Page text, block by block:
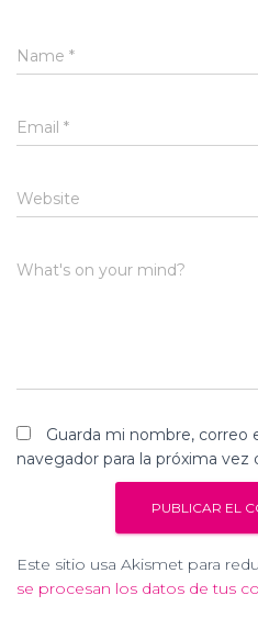
Name *
Email *
Website
What's on your mind?
Guarda mi nombre, correo
navegador para la próxima
Este sitio usa Akismet para
se procesan los datos de tus